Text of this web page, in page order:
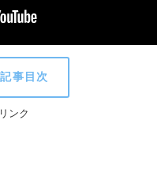
事目次
ンク